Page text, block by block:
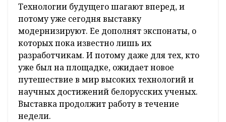
Технологии будущего шагают вперед, и
потому уже сегодня выставку
модернизируют. Ее дополнят экспонаты, о
которых пока известно лишь их
разработчикам. И потому даже для тех, кто
уже был на площадке, ожидает новое
путешествие в мир высоких технологий и
научных достижений белорусских ученых.
Выставка продолжит работу в течение
недели.